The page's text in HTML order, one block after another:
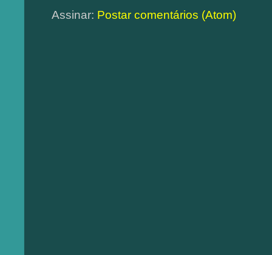
Assinar: Postar comentários (Atom)